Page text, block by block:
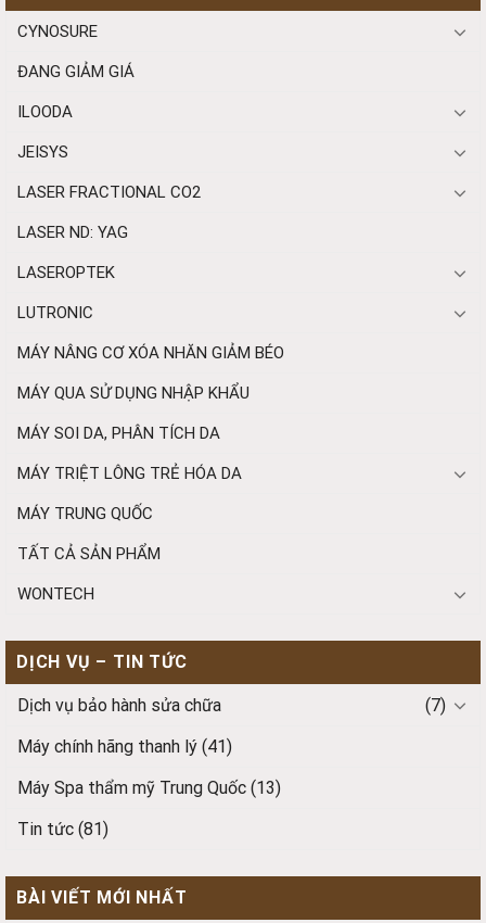
CYNOSURE
ĐANG GIẢM GIÁ
ILOODA
JEISYS
LASER FRACTIONAL CO2
LASER ND: YAG
LASEROPTEK
LUTRONIC
MÁY NÂNG CƠ XÓA NHĂN GIẢM BÉO
MÁY QUA SỬ DỤNG NHẬP KHẨU
MÁY SOI DA, PHÂN TÍCH DA
MÁY TRIỆT LÔNG TRẺ HÓA DA
MÁY TRUNG QUỐC
TẤT CẢ SẢN PHẨM
WONTECH
DỊCH VỤ – TIN TỨC
Dịch vụ bảo hành sửa chữa
(7)
Máy chính hãng thanh lý (41)
Máy Spa thẩm mỹ Trung Quốc (13)
Tin tức (81)
BÀI VIẾT MỚI NHẤT